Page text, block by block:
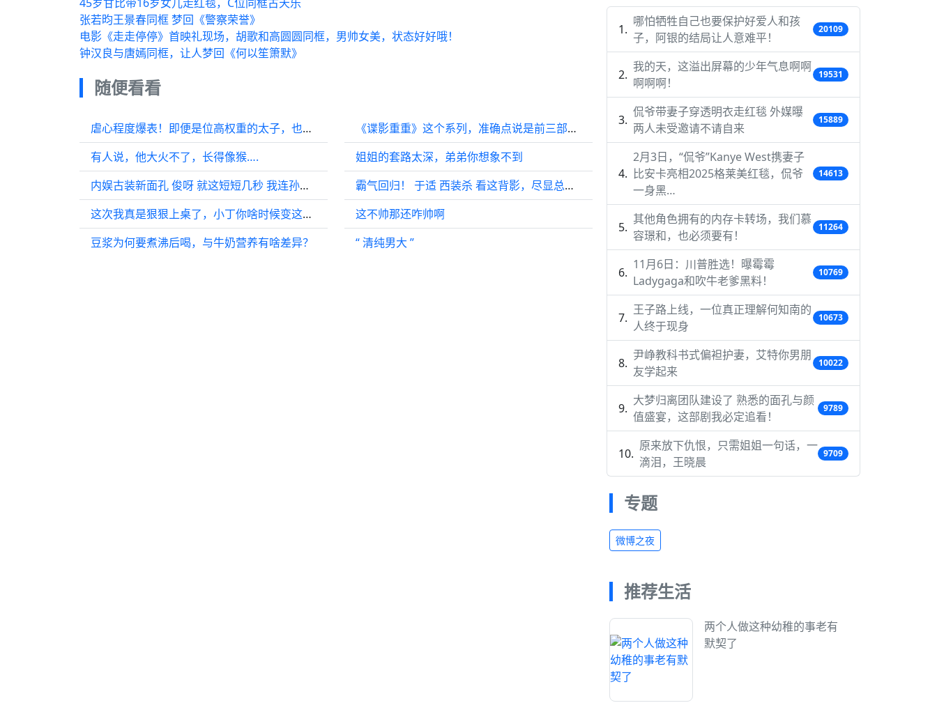
张若昀王景春同框 梦回《警察荣誉》
电影《走走停停》首映礼现场，胡歌和高圆圆同框，男帅女美，状态好好哦！
钟汉良与唐嫣同框，让人梦回《何以笙箫默》
随便看看
虐心程度爆表！即便是位高权重的太子，也有无法触及的爱情
有人说，他大火不了，长得像猴….
内娱古装新面孔 俊呀 就这短短几秒 我连孙辈的名字都想好了
这次我真是狠狠上桌了，小丁你啥时候变这么帅的？
豆浆为何要煮沸后喝，与牛奶营养有啥差异？
《谍影重重》这个系列，准确点说是前三部的过人之处在于“冷静和克制”
姐姐的套路太深，弟弟你想象不到
霸气回归！ 于适 西装杀 看这背影，尽显总裁风范
这不帅那还咋帅啊
“ 清纯男大 ”
哪怕牺牲自己也要保护好爱人和孩
子，阿银的结局让人意难平！
20109
我的天，这溢出屏幕的少年气息啊啊
啊啊啊！
19531
侃爷带妻子穿透明衣走红毯 外媒曝
两人未受邀请不请自来
15889
2月3日，“侃爷”Kanye West携妻子
比安卡亮相2025格莱美红毯，侃爷
一身黑…
14613
其他角色拥有的内存卡转场，我们慕
容璟和，也必须要有！
11264
11月6日：川普胜选！曝霉霉
Ladygaga和吹牛老爹黑料！
10769
王子路上线，一位真正理解何知南的
人终于现身
10673
尹峥教科书式偏袒护妻，艾特你男朋
友学起来
10022
大梦归离团队建设了 熟悉的面孔与颜
值盛宴，这部剧我必定追看！
9789
原来放下仇恨，只需姐姐一句话，一
滴泪，王晓晨
9709
专题
微博之夜
推荐生活
两个人做这种幼稚的事老有
默契了